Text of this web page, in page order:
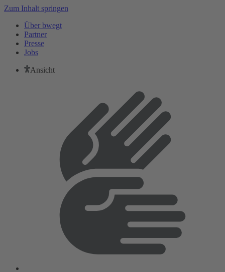
Zum Inhalt springen
Über bwegt
Partner
Presse
Jobs
Ansicht